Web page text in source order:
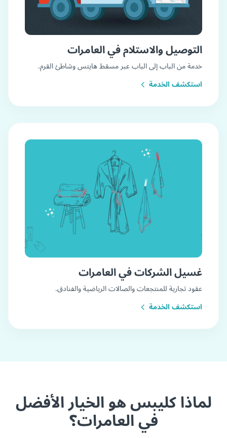
التوصيل والاستلام في العامرات
خدمة من الباب إلى الباب عبر مسقط هايتس وشاطئ القرم.
استكشف الخدمة
غسيل الشركات في العامرات
عقود تجارية للمنتجعات والصالات الرياضية والفنادق.
استكشف الخدمة
لماذا كليبس هو الخيار الأفضل
في العامرات؟